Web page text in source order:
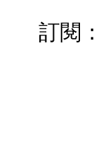
訂閱：